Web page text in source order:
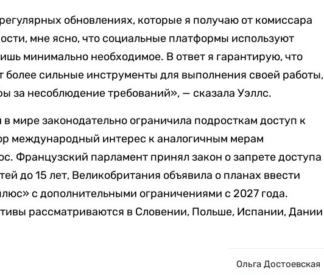
обновлениях, которые я получаю от комиссара
мне ясно, что социальные платформы используют
минимально необходимое. В ответ я гарантирую, что
более сильные инструменты для выполнения своей работы,
за несоблюдение требований», — сказала Уэллс.
мире законодательно ограничила подросткам доступ к
международный интерес к аналогичным мерам
Французский парламент принял закон о запрете доступа
до 15 лет, Великобритания объявила о планах ввести
с дополнительными ограничениями с 2027 года.
рассматриваются в Словении, Польше, Испании, Дании
Ольга Достоевская